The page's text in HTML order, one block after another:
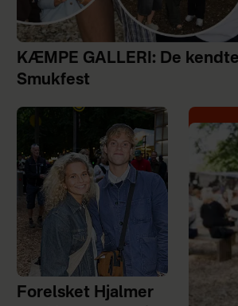
KÆMPE GALLERI: De
Smukfest
Forelsket Hjalmer